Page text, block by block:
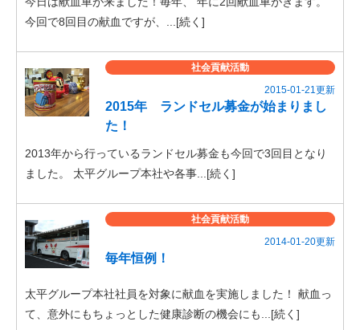
今回で8回目の献血ですが、...[続く]
社会貢献活動
2015-01-21更新
2015年 ランドセル募金が始まりまし
た！
2013年から行っているランドセル募金も今回で3回目となり
ました。 太平グループ本社や各事...[続く]
社会貢献活動
2014-01-20更新
毎年恒例！
太平グループ本社社員を対象に献血を実施しました！ 献血っ
て、意外にもちょっとした健康診断の機会にも...[続く]